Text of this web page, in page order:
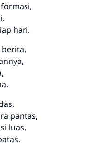
hari.
pantas,
luas,